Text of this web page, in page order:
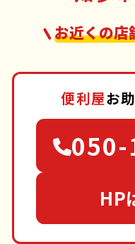
お近くの店
便利屋お
050-
HP